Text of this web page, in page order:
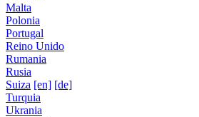
Malta
Polonia
Portugal
Reino Unido
Rumania
Rusia
Suiza [en] [de]
Turquia
Ukrania